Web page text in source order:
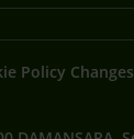
Policy Changes